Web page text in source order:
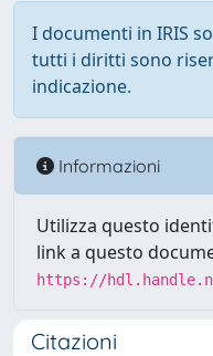
I documenti in IRIS
tutti i diritti sono
indicazione.
Informazioni
Utilizza questo
link a questo
https://
Citazioni